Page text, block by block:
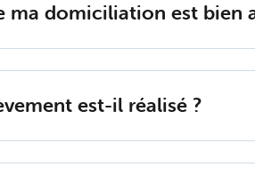
ma do­mi­ci­lia­tion est bien
est-il réa­li­sé ?